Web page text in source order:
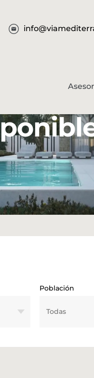
Población